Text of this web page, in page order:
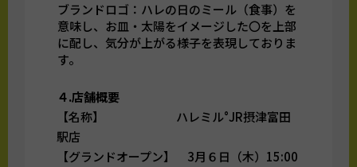
ブランドロゴ：ハレの日のミール（食事）を
意味し、お皿・太陽をイメージした〇を上部
に配し、気分が上がる様子を表現しておりま
す。
４.店舗概要
【名称】 ハレミル°JR摂津富田
駅店
【グランドオープン】 3月６日（木）15:00